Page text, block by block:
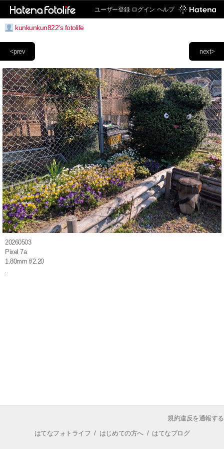
ユーザー登録 ログイン ヘルプ
kunkunkun822's fotolife
next>
<prev
20260503
Pixel 7a
1.80mm f/2.20
規約違反を通報する
はてなフォトライフ / はじめての方へ/ はてなブログ